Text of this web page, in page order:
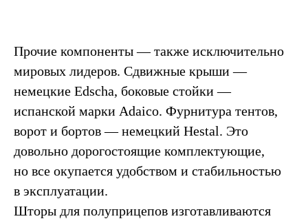
Прочие компоненты— также исключительно
мировых лидеров. Сдвижные крыши —
немецкие Edscha, боковые стойки —
испанской марки Adaico. Фурнитура тентов,
ворот и бортов — немецкий Hestal. Это
довольно дорогостоящие комплектующие,
но все окупается удобством и стабильностью
в эксплуатации.
Шторы для полуприцепов изготавливаются